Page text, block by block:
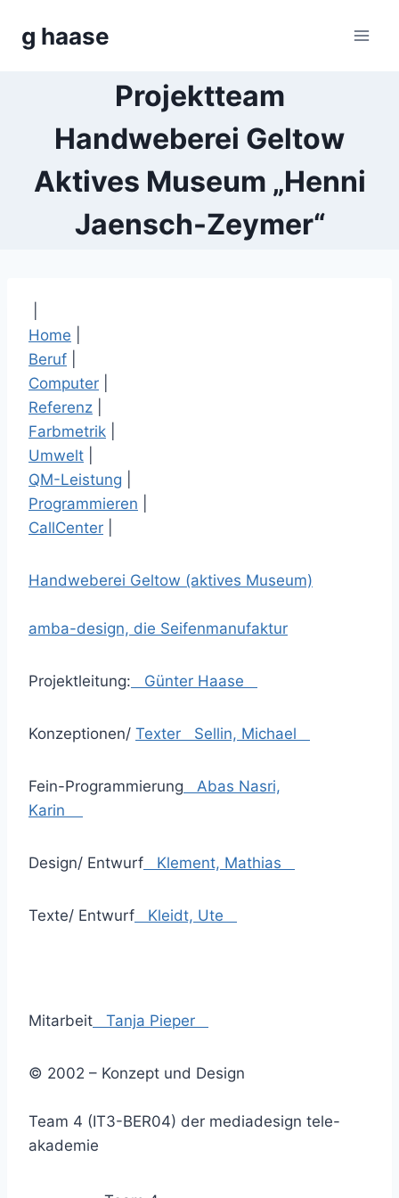
Inhaltg haase
Projektteam
Handweberei Geltow
Aktives Museum „Henni
Jaensch-Zeymer“
Home
Beruf
Computer
Referenz
Farbmetrik
Umwelt
QM-Leistung
Programmieren
CallCenter
Handweberei Geltow (aktives Museum)
amba-design, die Seifenmanufaktur
Projektleitung: Günter Haase
Konzeptionen/ Texter Sellin, Michael
Fein-Programmierung Abas Nasri,
Karin
Design/ Entwurf Klement, Mathias
Texte/ Entwurf Kleidt, Ute
Mitarbeit Tanja Pieper
© 2002 – Konzept und Design
Team 4 (IT3-BER04) der mediadesign tele-
akademie